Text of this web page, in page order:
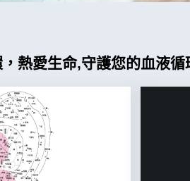
熱愛生命,守護您的血液